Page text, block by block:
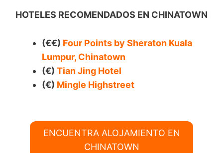
HOTELES RECOMENDADOS EN CHINATOWN
(€€) Four Points by Sheraton Kuala
Lumpur, Chinatown
(€) Tian Jing Hotel
(€) Mingle Highstreet
ENCUENTRA ALOJAMIENTO EN
CHINATOWN